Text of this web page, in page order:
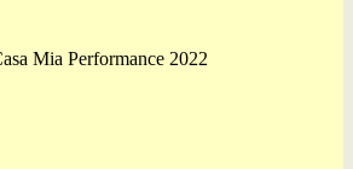
Mia Performance 2022